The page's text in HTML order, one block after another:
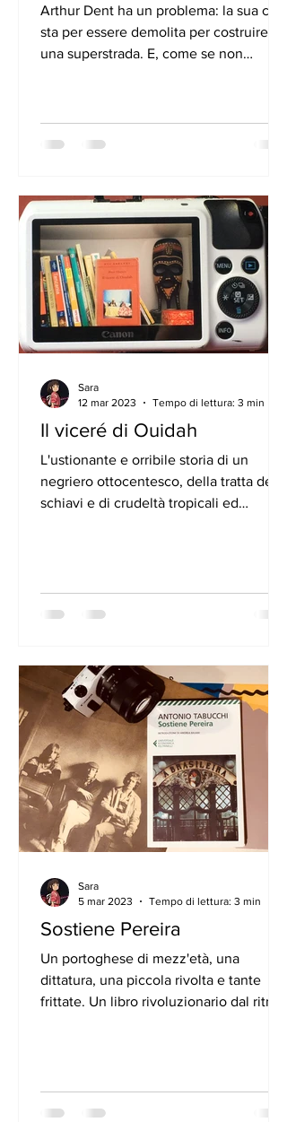
Arthur Dent ha un problema: la sua casa
sta per essere demolita per costruire
una superstrada. E, come se non
Il viceré di Ouidah
L'ustionante e orribile storia di un
negriero ottocentesco, della tratta degli
schiavi e di crudeltà tropicali ed
Sara
12 mar 2023
Tempo di lettura: 3 min
Sostiene Pereira
Un portoghese di mezz'età, una
dittatura, una piccola rivolta e tante
frittate. Un libro rivoluzionario dal ritmo
Sara
5 mar 2023
Tempo di lettura: 3 min